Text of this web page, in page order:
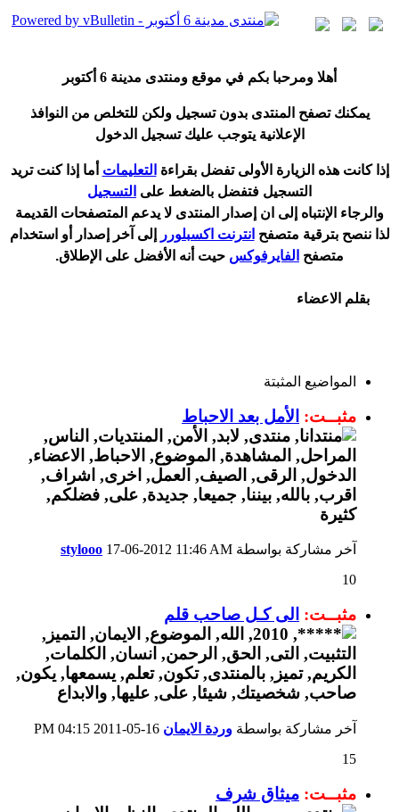
هلا ومرحبا بكم في موقع ومنتدى مدينة 6 أكتوبر
يمكنك تصفح المنتدى بدون تسجيل ولكن للتخلص من النوافذ
الإعلانية يتوجب عليك تسجيل الدخول
إذا كانت هذه الزيارة الأولى تفضل بقراءة التعليمات ما إذا كنت تريد
التسجيل فتفضل بالضغط على التسجيل
والرجاء الإنتباه إلى ان إصدار المنتدى لا يدعم المتصفحات القديمة
لذا ننصح بترقية متصفح انترنت اكسبلورر إلى آخر إصدار أو استخدام
متصفح الفايرفوكس حيت نه الأفضل على الإطلاق.
بقلم الاعضاء
المواضيع المثبتة
مثبــت: الأمل بعد الاحباط
آخر مشاركة بواسطة stylooo 17-06-2012 11:46 AM
10
مثبــت: الى كـل صاحب قلم
آخر مشاركة بواسطة وردة الايمان
04:15 PM
15
مثبــت: ميثاق شرف